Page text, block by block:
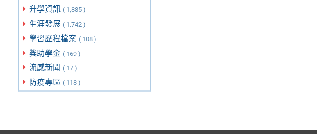
升學資訊 ( 1,885 )
生涯發展 ( 1,742 )
學習歷程檔案 ( 108 )
獎助學金 ( 169 )
流感新聞 ( 17 )
防疫專區 ( 118 )